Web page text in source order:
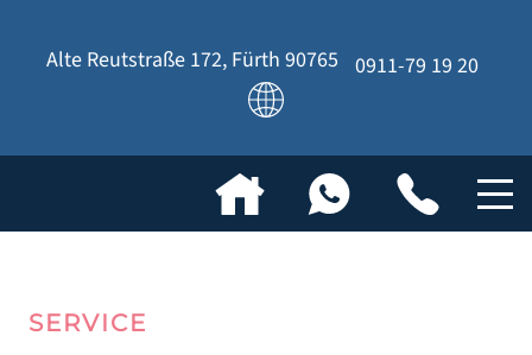
Alte Reutstraße 172, Fürth 90765 0911-79 19 20
SERVICE